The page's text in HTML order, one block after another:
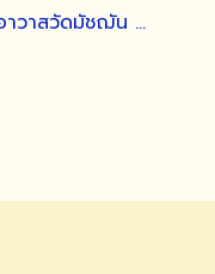
าวาสวัดมัชฌัน …